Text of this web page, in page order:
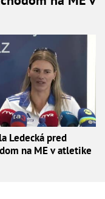
Ledecká pred
na ME v atletike